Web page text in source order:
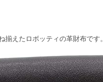
えたロボッティの革財布です。